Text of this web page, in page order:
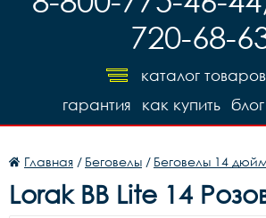
720-68-
каталог товаров
блог
как купить
гарантия
Главная / Беговелы / Беговелы 14
Lorak BB Lite 14